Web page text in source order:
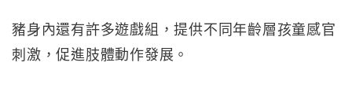
豬身內還有許多遊戲組，提供不同年齡層孩童感官
刺激，促進肢體動作發展。